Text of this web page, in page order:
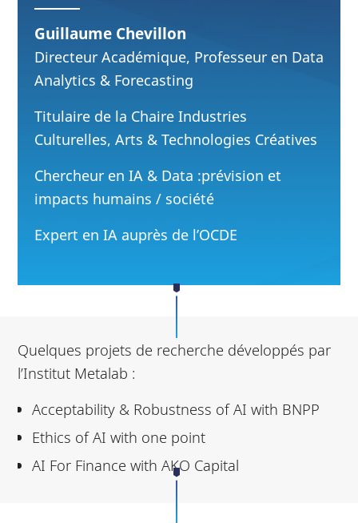
Guillaume Chevillon
Directeur Académique, Professeur en Data
Analytics & Forecasting
Titulaire de la Chaire Industries
Culturelles, Arts & Technologies Créatives
Chercheur en IA & Data :prévision et
impacts humains / société
Expert en IA auprès de l’OCDE
Quelques projets de recherche développés par
l’Institut Metalab :
Acceptability & Robustness of AI with BNPP
Ethics of AI with one point
AI For Finance with AKO Capital